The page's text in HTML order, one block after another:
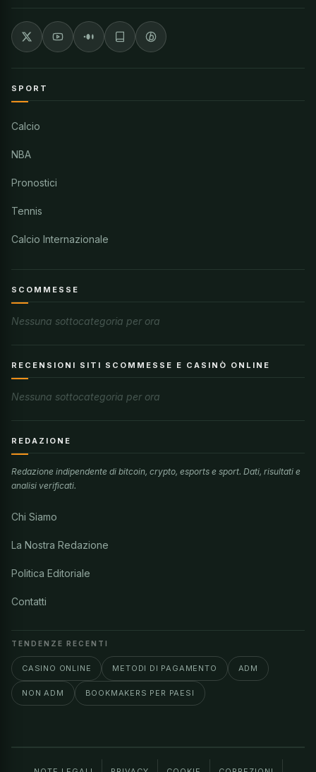
SPORT
Calcio
NBA
Pronostici
Tennis
Calcio Internazionale
SCOMMESSE
Nessuna sottocategoria per ora
RECENSIONI SITI SCOMMESSE E CASINÒ ONLINE
Nessuna sottocategoria per ora
REDAZIONE
Redazione indipendente di bitcoin, crypto, esports e sport. Dati, risultati e
analisi verificati.
Chi Siamo
La Nostra Redazione
Politica Editoriale
Contatti
TENDENZE RECENTI
CASINO ONLINE METODI DI PAGAMENTO ADM
NON ADM BOOKMAKERS PER PAESI